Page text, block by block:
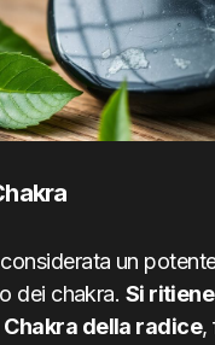
un
dei chakra. Si
della radice,